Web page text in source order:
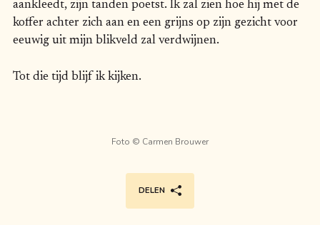
aankleedt, zijn tanden poetst. Ik zal zien hoe hij met de
koffer achter zich aan en een grijns op zijn gezicht voor
eeuwig uit mijn blikveld zal verdwijnen.
Tot die tijd blijf ik kijken.
Foto © Carmen Brouwer
DELEN